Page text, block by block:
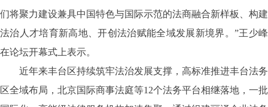
们将聚力建设兼具中国特色与国际示范的法商融合新样板、构建
法治人才培育新高地、开创法治赋能全域发展新境界。”王少峰
在论坛开幕式上表示。
近年来丰台区持续筑牢法治发展支撑，高标准推进丰台法务
区全域布局，北京国际商事法庭等12个法务平台相继落地，一批